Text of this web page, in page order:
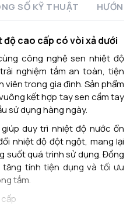
SỐ KỸ THUẬT
độ cao cấp có vòi xả dưới
công nghệ sen nhiệt độ
nghiệm tắm an toàn, tiện
trong gia đình. Sản phẩm
kết hợp tay sen cầm tay
sử dụng hàng ngày.
duy trì nhiệt độ nước ổn
nhiệt độ đột ngột, mang lại
suốt quá trình sử dụng. Đồng
tính tiện dụng và tối ưu
tắm.